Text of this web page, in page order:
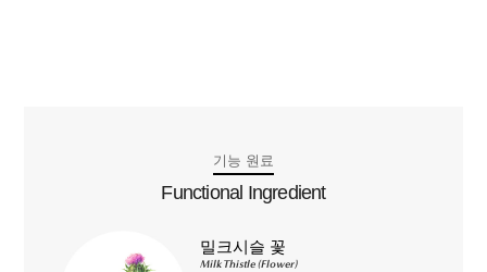
기능 원료
Functional Ingredient
밀크시슬 꽃
Milk Thistle (Flower)